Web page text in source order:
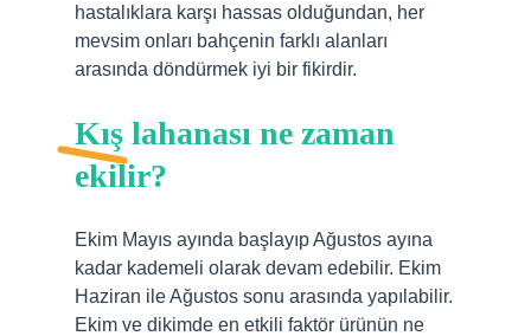
hastalıklara karşı hassas olduğundan, her
mevsim onları bahçenin farklı alanları
arasında döndürmek iyi bir fikirdir.
Kış lahanası ne zaman
ekilir?
Ekim Mayıs ayında başlayıp Ağustos ayına
kadar kademeli olarak devam edebilir. Ekim
Haziran ile Ağustos sonu arasında yapılabilir.
Ekim ve dikimde en etkili faktör ürünün ne